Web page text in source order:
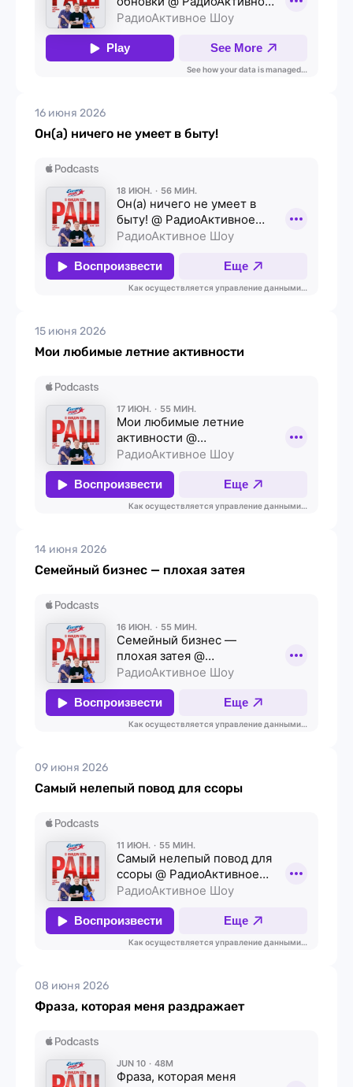
16 июня 2026
Он(а) ничего не умеет в быту!
15 июня 2026
Мои любимые летние активности
14 июня 2026
Семейный бизнес — плохая затея
09 июня 2026
Самый нелепый повод для ссоры
08 июня 2026
Фраза, которая меня раздражает